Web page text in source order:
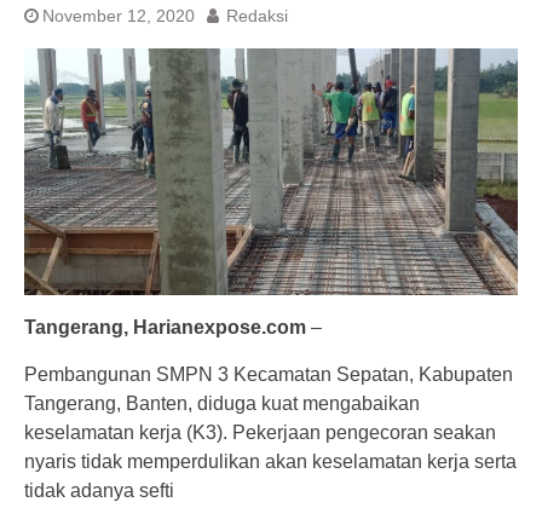
November 12, 2020 Redaksi
Tangerang, Harianexpose.com –
Pembangunan SMPN 3 Kecamatan Sepatan, Kabupaten
Tangerang, Banten, diduga kuat mengabaikan
keselamatan kerja (K3). Pekerjaan pengecoran seakan
nyaris tidak memperdulikan akan keselamatan kerja serta
tidak adanya sefti